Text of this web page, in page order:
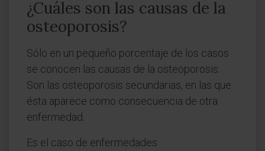
¿Cuáles son las causas de la
osteoporosis?
Sólo en un pequeño porcentaje de los casos
se conocen las causas de la osteoporosis.
Son las osteoporosis secundarias, en las que
ésta aparece como consecuencia de otra
enfermedad.
Es el caso de enfermedades